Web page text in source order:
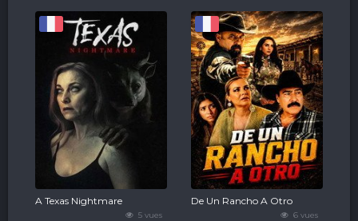
5 vues
A Texas Nightmare
6 vues
De Un Rancho A Otro